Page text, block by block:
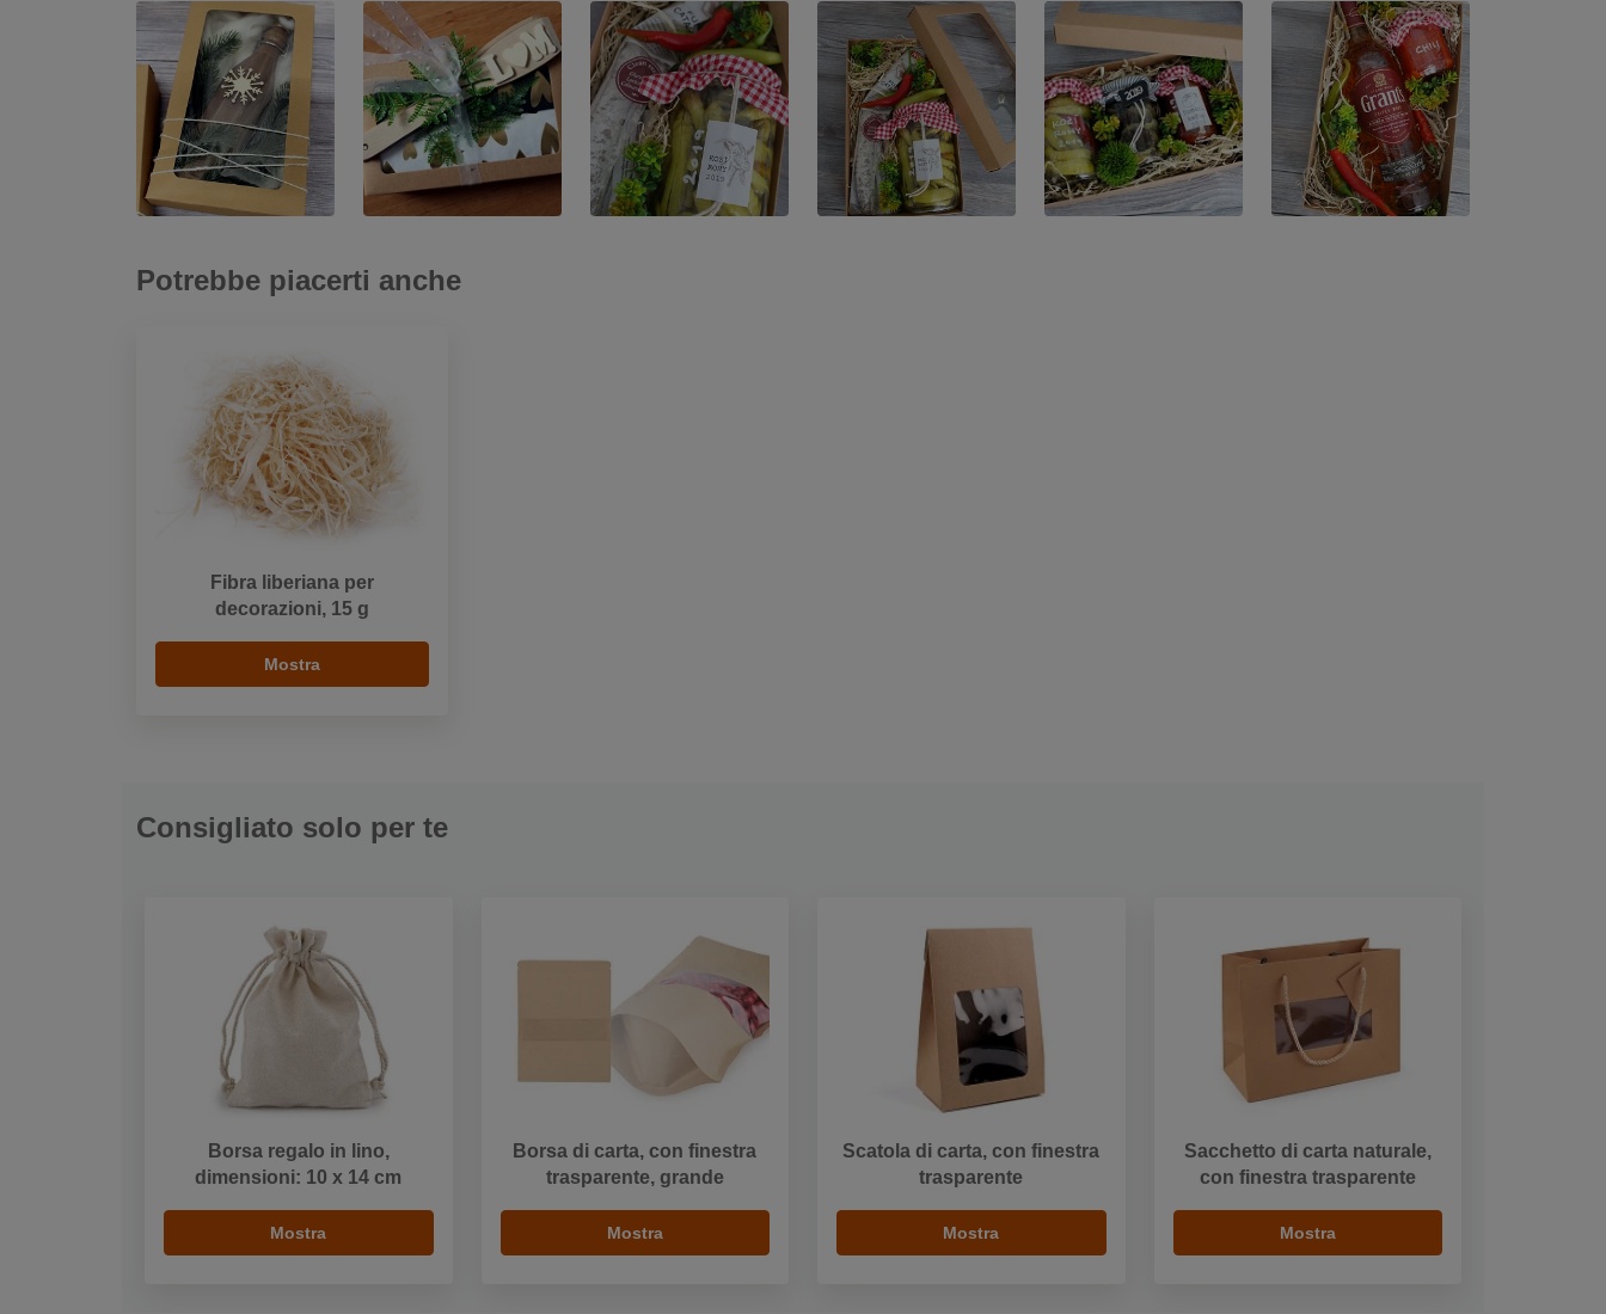
Potrebbe piacerti anche
Fibra liberiana per
decorazioni, 15 g
Mostra
Consigliato solo per te
Borsa regalo in lino,
dimensioni: 10 x 14 cm
Mostra
Borsa di carta, con finestra
trasparente, grande
Mostra
Scatola di carta, con finestra
trasparente
Mostra
Sacchetto di carta naturale,
con finestra trasparente
Mostra